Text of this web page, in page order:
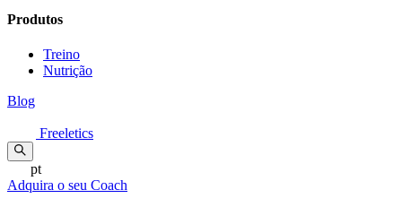
Produtos
Treino
Nutrição
Blog
Freeletics
pt
Adquira o seu Coach